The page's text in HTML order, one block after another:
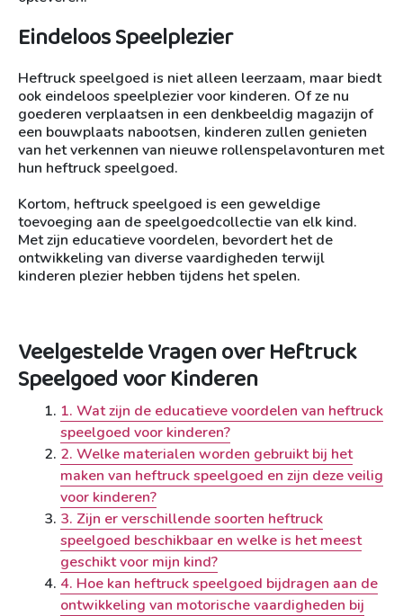
Eindeloos Speelplezier
Heftruck speelgoed is niet alleen leerzaam, maar biedt
ook eindeloos speelplezier voor kinderen. Of ze nu
goederen verplaatsen in een denkbeeldig magazijn of
een bouwplaats nabootsen, kinderen zullen genieten
van het verkennen van nieuwe rollenspelavonturen met
hun heftruck speelgoed.
Kortom, heftruck speelgoed is een geweldige
toevoeging aan de speelgoedcollectie van elk kind.
Met zijn educatieve voordelen, bevordert het de
ontwikkeling van diverse vaardigheden terwijl
kinderen plezier hebben tijdens het spelen.
Veelgestelde Vragen over Heftruck
Speelgoed voor Kinderen
1. Wat zijn de educatieve voordelen van heftruck
speelgoed voor kinderen?
2. Welke materialen worden gebruikt bij het
maken van heftruck speelgoed en zijn deze veilig
voor kinderen?
3. Zijn er verschillende soorten heftruck
speelgoed beschikbaar en welke is het meest
geschikt voor mijn kind?
4. Hoe kan heftruck speelgoed bijdragen aan de
ontwikkeling van motorische vaardigheden bij